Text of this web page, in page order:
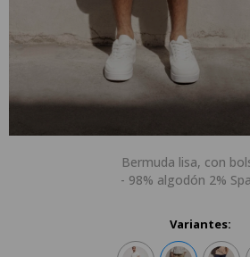
Bermuda lisa, con
- 98% algodón 2%
Variantes: